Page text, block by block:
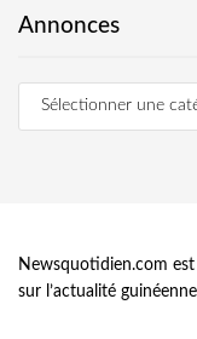
Annonces
Newsquotidien.com
sur l’actualité